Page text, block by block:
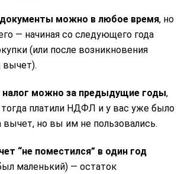
можно в любое время, но
— начиная со следующего года
(или после возникновения
вычет).
налог можно за предыдущие годы,
платили НДФЛ и у вас уже было
вычет, но вы им не пользовались.
“не поместился” в один год
маленький) — остаток